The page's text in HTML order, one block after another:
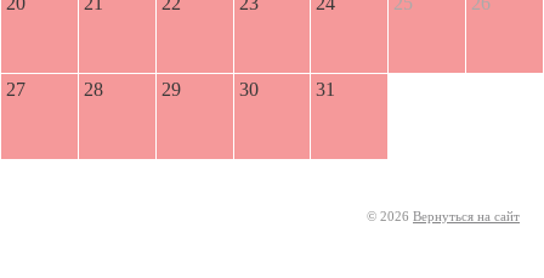
27 28 29 30 31
© 2026 Вернуться на сайт